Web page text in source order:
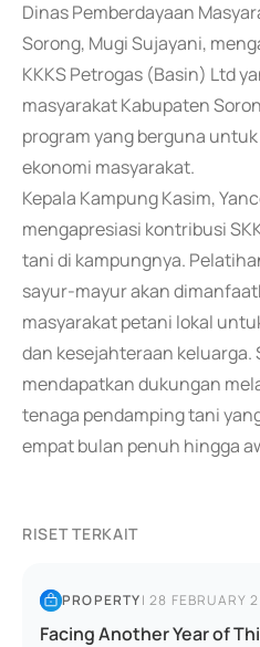
Dinas Pemberdayaan
Sorong, Mugi Sujayani,
KKKS Petrogas (Basin) Ltd
masyarakat Kabupaten
program yang berguna
ekonomi masyarakat.
Kepala Kampung Kasim,
mengapresiasi kontribusi
tani di kampungnya.
sayur-mayur akan
masyarakat petani lokal
dan kesejahteraan keluarga.
mendapatkan dukungan
tenaga pendamping tani
empat bulan penuh hingga
RISET TERKAIT
PROPERTY|28 FEBRUARY
Facing Another Year of